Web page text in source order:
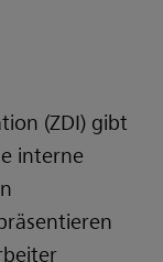
(ZDI) gibt
interne